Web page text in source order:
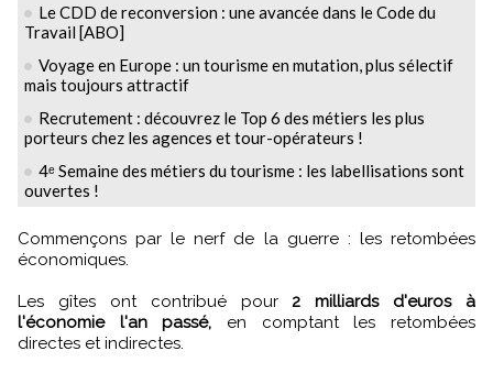
Le CDD de reconversion : une avancée dans le Code du
Travail [ABO]
Voyage en Europe : un tourisme en mutation, plus sélectif
mais toujours attractif
Recrutement : découvrez le Top 6 des métiers les plus
porteurs chez les agences et tour-opérateurs !
4ᵉ Semaine des métiers du tourisme : les labellisations sont
ouvertes !
Commençons par le nerf de la guerre : les retombées
économiques.
Les gîtes ont contribué pour 2 milliards d'euros à
l'économie l'an passé, en comptant les retombées
directes et indirectes.